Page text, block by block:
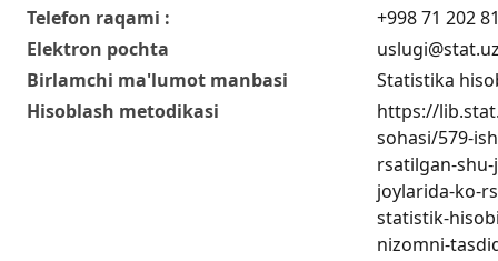
Telefon raqami :
+998 71 202
Elektron pochta
Birlamchi ma'lumot manbasi
Statistika
Hisoblash metodikasi
https://
sohasi/579-
rsatilgan-
joylarida-ko-
statistik-
nizomni-